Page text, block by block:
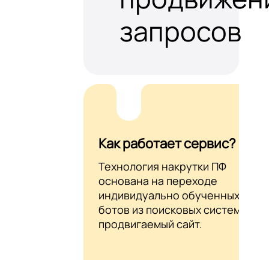
запросов
Как работает сервис?
Технология накрутки ПФ
основана на переходе
индивидуально обученных AI-
ботов из поисковых систем на
продвигаемый сайт.